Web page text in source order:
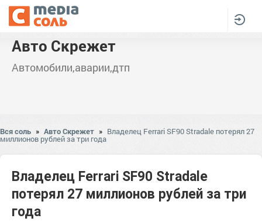
Авто Скрежет
Автомобили,аварии,дтп
Вся соль » Авто Скрежет » Владелец Ferrari SF90 Stradale потерял 27
миллионов рублей за три года
Владелец Ferrari SF90 Stradale
потерял 27 миллионов рублей за три
года